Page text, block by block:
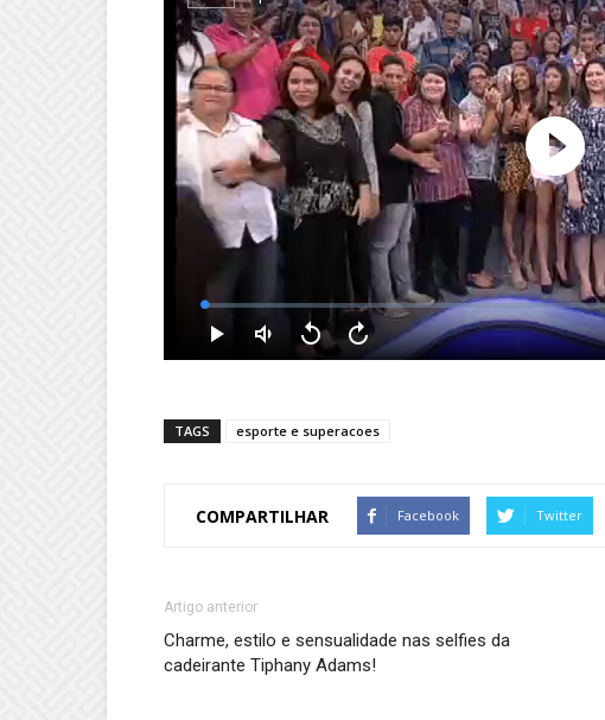
TAGS esporte e superacoes
COMPARTILHAR Facebook Twitter
Artigo anterior
Charme, estilo e sensualidade nas selfies da
cadeirante Tiphany Adams!